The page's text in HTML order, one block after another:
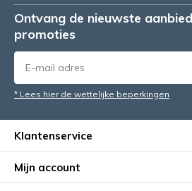
Ontvang de nieuwste
promoties
* Lees hier de wettelijke beperkingen
Klantenservice
Mijn account